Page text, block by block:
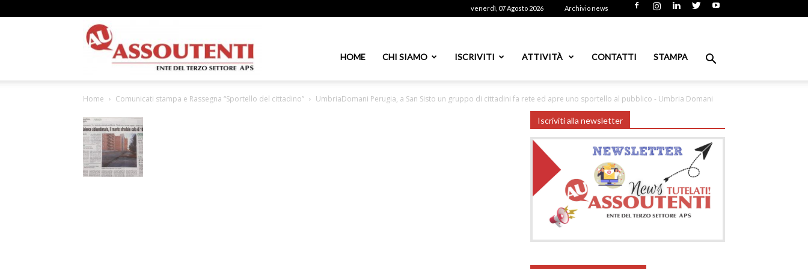
venerdì, 07 Agosto 2026 Archivio news
HOME CHI SIAMO ISCRIVITI ATTIVITÀ CONTATTI STAMPA
Home Comunicati stampa e Rassegna “Sportello del cittadino” UmbriaDomani Perugia, a San Sisto un gruppo di cittadini fa rete ed apre uno sportello al pubblico - Umbria Domani
Iscriviti alla newsletter